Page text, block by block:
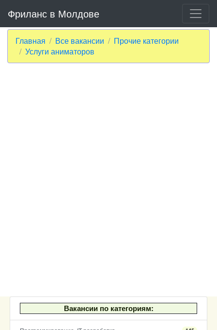
Фриланс в Молдове
Главная Все вакансии
Прочие категории
Услуги аниматоров
Вакансии по категориям: